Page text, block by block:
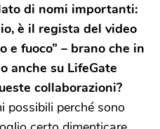
di nomi importanti:
è il regista del video
e fuoco” – brano che in
anche su LifeGate
collaborazioni?
possibili perché sono